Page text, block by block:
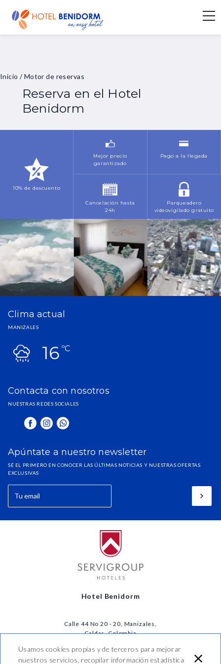
Inicio /Motor de reservas
Reserva en el Hotel
Benidorm
10% de descuento
Mejor precio
garantizado
Pago a la llegada
Cancelación hasta
24h
Parqueadero
videovigilado gratuito
Clima actual
MANIZALES
16ºC
Contacta con nosotros
NUESTRAS REDES SOCIALES
Apúntate a nuestro newsletter
SÉ EL PRIMERO EN CONOCER LAS ÚLTIMAS NOTICIAS Y NUESTRAS OFERTAS
EXCLUSIVAS
Hotel Benidorm
Calle 44 No 20 - 20, Manizales,
Caldas, Colombia
info@hotelbenidorm.co
Usamos cookies propias y de terceros para mejorar
nuestros servicios, recopilar información estadística